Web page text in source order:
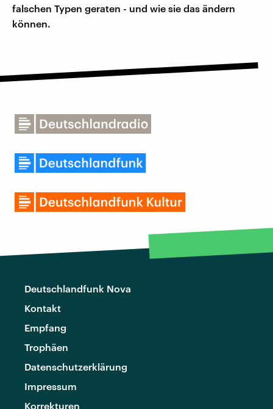
falschen Typen geraten - und wie sie das ändern
können.
Deutschlandfunk Nova
Kontakt
Empfang
Trophäen
Datenschutzerklärung
Impressum
Korrekturen